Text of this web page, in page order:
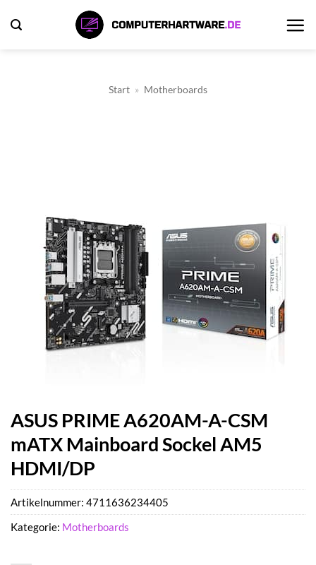
Inhalt
Start » Motherboards
ASUS PRIME A620AM-A-CSM
mATX Mainboard Sockel AM5
HDMI/DP
Artikelnummer: 4711636234405
Kategorie: Motherboards